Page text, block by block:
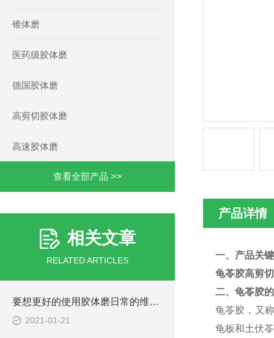
锥体磨
医药级胶体磨
德国胶体磨
高剪切胶体磨
高速胶体磨
查看全部产品 >>
相关文章
RELATED ARTICLES
要想更好的使用胶体磨日常的维护保养必*！
2021-01-21
产品详情
一、产品关
龟苓胶高剪
二、龟苓胶
龟苓胶，又
龟板和土伏